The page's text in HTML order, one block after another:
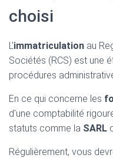
choisi
L'immatriculation au
Sociétés (RCS) est une
procédures
En ce qui concerne les
d'une comptabilité
statuts comme la SARL
Régulièrement, vous